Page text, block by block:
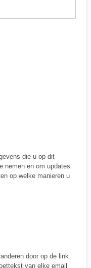
die u op dit
nemen en om updates
op welke manieren u
door op de link
van elke email